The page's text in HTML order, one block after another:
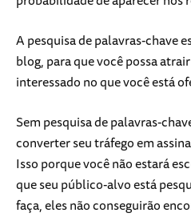
A pesquisa de palavras-chave
blog, para que você possa
interessado no que você está
Sem pesquisa de palavras-
converter seu tráfego em
Isso porque você não estará
que seu público-alvo está
faça, eles não conseguirão